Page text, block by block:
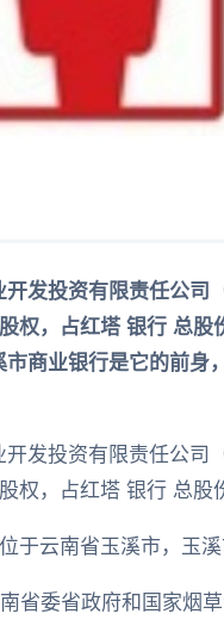
开发投资有限责任公
权，占红塔 银行 总
市商业银行是它的前身
开发投资有限责任公司
权，占红塔 银行 总股
于云南省玉溪市，玉
省委省政府和国家烟